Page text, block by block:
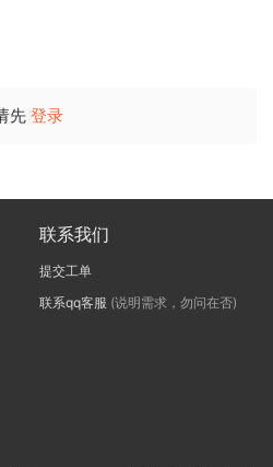
先 登录
联系我们
提交工单
联系qq客服 (说明需求，勿问在否)